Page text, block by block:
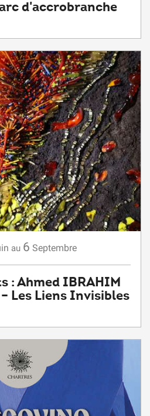
d'accrobranche
au 6 Septembre
: Ahmed IBRAHIM
Les Liens Invisibles